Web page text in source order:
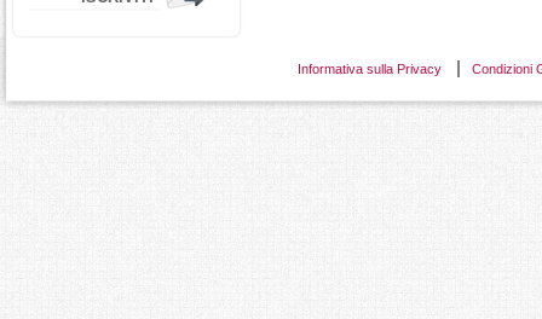
Informativa sulla Privacy Condizioni